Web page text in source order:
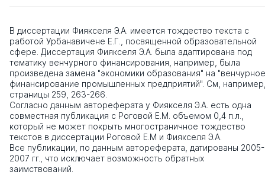
В диссертации Фиякселя Э.А. имеется тождество текста с
работой Урбанавичене Е.Г., посвященной образовательной
сфере. Диссертация Фиякселя Э.А. была адаптирована под
тематику венчурного финансирования, например, была
произведена замена "экономики образования" на "венчурное
финансирование промышленных предприятий". См,
страницы 259, 263-266.
Согласно данным автореферата у Фиякселя Э.А. есть одна
совместная публикация с Роговой Е.М. объемом 0,4 п.л.,
который не может покрыть многостраничное тождество
текстов в диссертации Роговой Е.М и Фиякселя Э.А.
Все публикации, по данным автореферата, датированы 2005-
2007 гг., что исключает возможность обратных
заимствований.